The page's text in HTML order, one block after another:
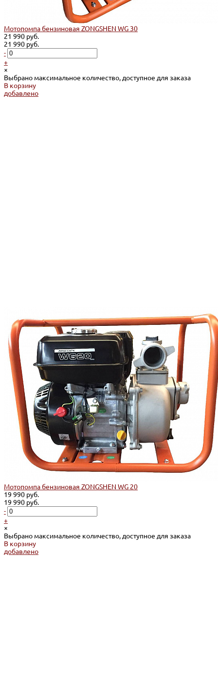
Мотопомпа бензиновая ZONGSHEN WG 30
21 990 руб.
21 990 руб.
-
+
×
Выбрано максимальное количество, доступное для заказа
В корзину
добавлено
Мотопомпа бензиновая ZONGSHEN WG 20
19 990 руб.
19 990 руб.
-
+
×
Выбрано максимальное количество, доступное для заказа
В корзину
добавлено